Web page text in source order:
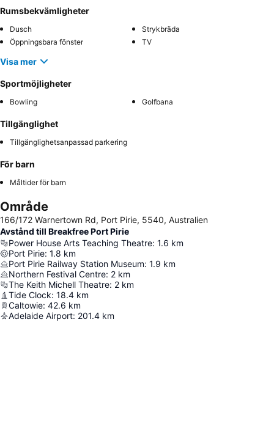
Rumsbekvämligheter
Dusch
Strykbräda
Öppningsbara fönster
TV
Visa mer
Sportmöjligheter
Bowling Golfbana
Tillgänglighet
Tillgänglighetsanpassad parkering
För barn
Måltider för barn
Område
166/172 Warnertown Rd, Port Pirie, 5540, Australien
Avstånd till Breakfree Port Pirie
Power House Arts Teaching Theatre: 1.6 km
Port Pirie: 1.8 km
Port Pirie Railway Station Museum: 1.9 km
Northern Festival Centre: 2 km
The Keith Michell Theatre: 2 km
Tide Clock: 18.4 km
Caltowie: 42.6 km
Adelaide Airport: 201.4 km